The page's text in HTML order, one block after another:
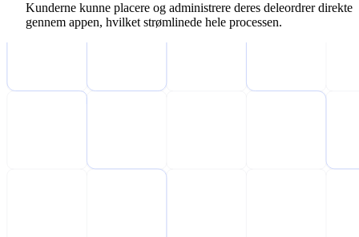
Kunderne kunne placere og administrere deres deleordrer direkte
gennem appen, hvilket strømlinede hele processen.